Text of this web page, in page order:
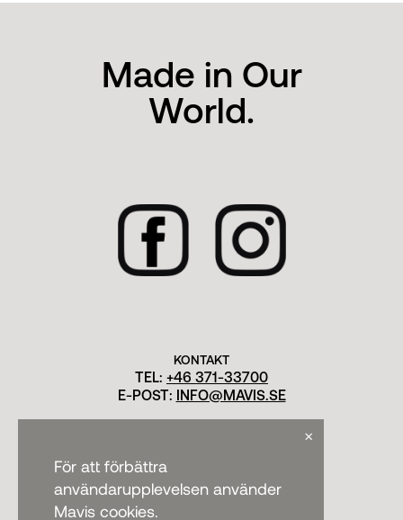
För att förbättra
användarupplevelsen använder
Mavis cookies.
×
Made in Our
World.
KONTAKT
TEL: +46 371-33700
E-POST:
INFO@MAVIS.SE